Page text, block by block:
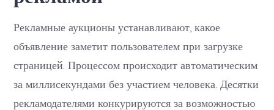
Рекламные аукционы устанавливают, какое
объявление заметит пользователем при загрузке
страницей. Процессом происходит автоматическим
за миллисекундами без участием человека. Десятки
рекламодателями конкурируются за возможностью